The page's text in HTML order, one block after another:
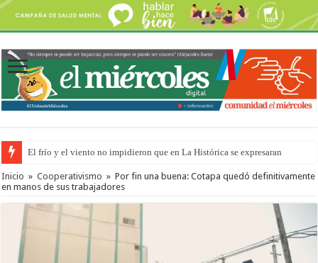
El frío y el viento no impidieron que en La Histórica se expresaran
Inicio » Cooperativismo » Por fin una buena: Cotapa quedó definitivamente
en manos de sus trabajadores